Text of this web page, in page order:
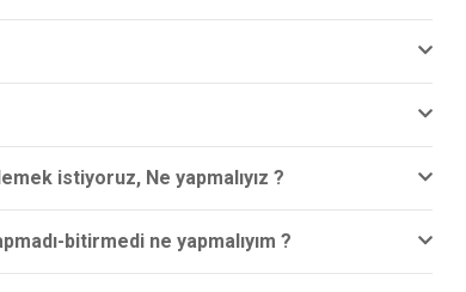
istiyoruz, Ne yapmalıyız ?
bitirmedi ne yapmalıyım ?